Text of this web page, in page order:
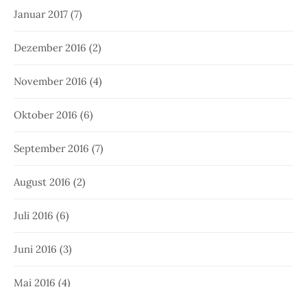
Januar 2017 (7)
Dezember 2016 (2)
November 2016 (4)
Oktober 2016 (6)
September 2016 (7)
August 2016 (2)
Juli 2016 (6)
Juni 2016 (3)
Mai 2016 (4)